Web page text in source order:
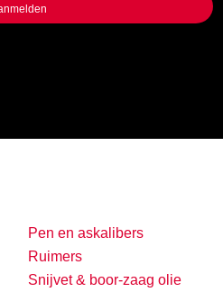
Pen en askalibers
Ruimers
Snijvet & boor-zaag olie